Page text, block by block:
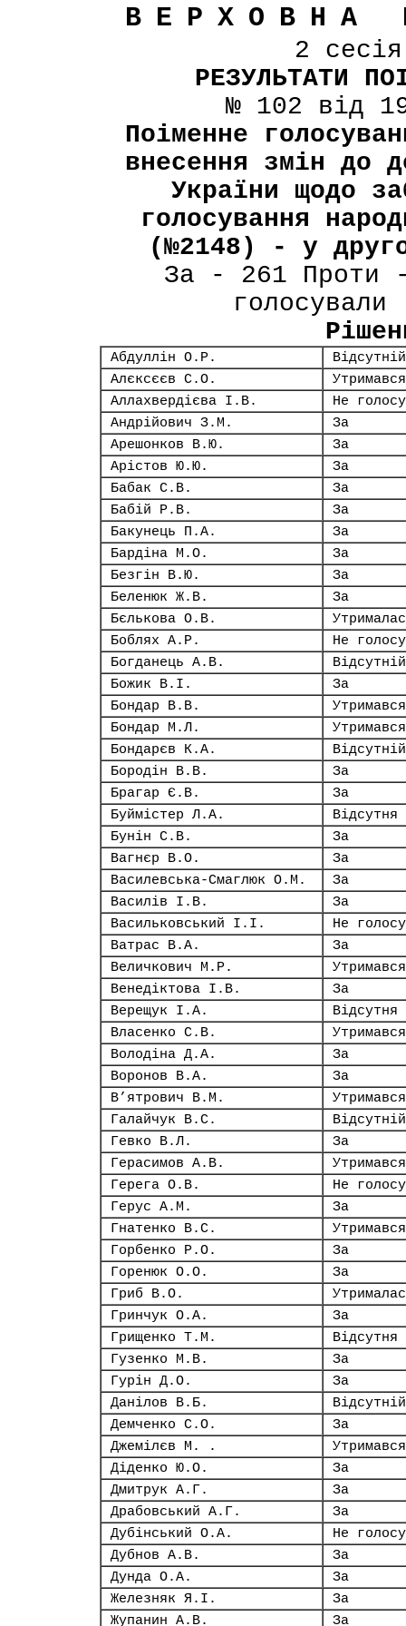
ВЕРХОВНА
2
РЕЗУЛЬТАТИ
№ 102 від
Поіменне
внесення змін до
України щодо
голосування
(№2148) - у
За - 261 Проти
Абдуллін О.Р.
Відсутній
Алєксєєв С.О.
Утримався
Аллахвердієва І.В.
Не
Андрійович З.М.
За
Арешонков В.Ю.
За
Арістов Ю.Ю.
За
Бабак С.В.
За
Бабій Р.В.
За
Бакунець П.А.
За
Бардіна М.О.
За
Безгін В.Ю.
За
Беленюк Ж.В.
За
Бєлькова О.В.
Боблях А.Р.
Не
Богданець А.В.
Відсутній
Божик В.І.
За
Бондар В.В.
Утримався
Бондар М.Л.
Утримався
Бондарєв К.А.
Відсутній
Бородін В.В.
За
Брагар Є.В.
За
Буймістер Л.А.
Відсутня
Бунін С.В.
За
Вагнєр В.О.
За
Василевська-Смаглюк О.М.
За
Василів І.В.
За
Васильковський І.І.
Не
Ватрас В.А.
За
Величкович М.Р.
Утримався
Венедіктова І.В.
За
Верещук І.А.
Відсутня
Власенко С.В.
Утримався
Володіна Д.А.
За
Воронов В.А.
За
В’ятрович В.М.
Утримався
Галайчук В.С.
Відсутній
Гевко В.Л.
За
Герасимов А.В.
Утримався
Герега О.В.
Не
Герус А.М.
За
Гнатенко В.С.
Утримався
Горбенко Р.О.
За
Горенюк О.О.
За
Гриб В.О.
Гринчук О.А.
За
Грищенко Т.М.
Відсутня
Гузенко М.В.
За
Гурін Д.О.
За
Данілов В.Б.
Відсутній
Демченко С.О.
За
Джемілєв М. .
Утримався
Діденко Ю.О.
За
Дмитрук А.Г.
За
Драбовський А.Г.
За
Дубінський О.А.
Не
Дубнов А.В.
За
Дунда О.А.
За
Железняк Я.І.
За
Жупанин А.В.
За